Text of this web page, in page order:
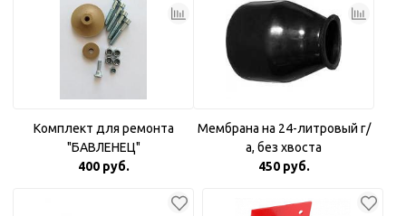
Комплект для ремонта
"БАВЛЕНЕЦ"
400 руб.
Мембрана на 24-литровый г/
а, без хвоста
450 руб.